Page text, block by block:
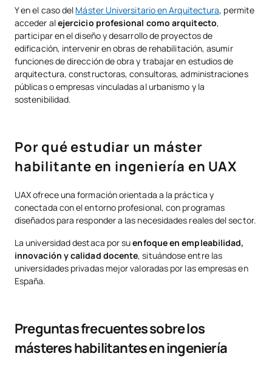
Y en el caso del Máster Universitario en Arquitectura, permite
acceder alejercicio profesional como arquitecto,
participar en el diseño y desarrollo de proyectos de
edificación, intervenir en obras de rehabilitación, asumir
funciones de dirección de obra y trabajar en estudios de
arquitectura, constructoras, consultoras, administraciones
públicas o empresas vinculadas al urbanismo y la
sostenibilidad.
Por qué estudiar un máster
habilitante en ingeniería en UAX
UAX ofrece una formación orientada a la práctica y
conectada con el entorno profesional, con programas
diseñados para responder a las necesidades reales del sector.
La universidad destaca por suenfoque en empleabilidad,
innovación y calidad docente, situándose entre las
universidades privadas mejor valoradas por las empresas en
España.
Preguntas frecuentes sobre los
másteres habilitantes en ingeniería